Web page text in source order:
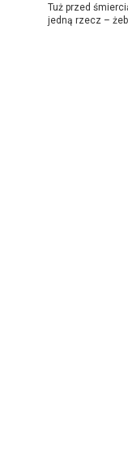
Tuż przed
jedną rzecz –